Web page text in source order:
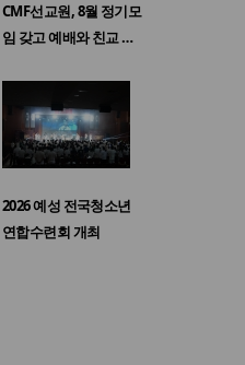
CMF선교원, 8월 정기모
임 갖고 예배와 친교 …
2026 예성 전국청소년
연합수련회 개최